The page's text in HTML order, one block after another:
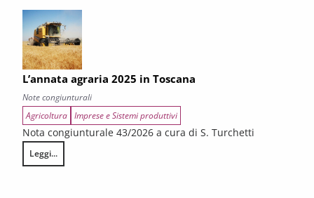
L’annata agraria 2025 in Toscana
Note congiunturali
Agricoltura Imprese e Sistemi produttivi
Nota congiunturale 43/2026 a cura di S. Turchetti
Leggi...
L’annata agraria 2025 in Toscana